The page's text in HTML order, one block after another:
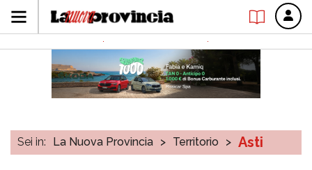
Sei in: La Nuova Provincia > Territorio > Asti